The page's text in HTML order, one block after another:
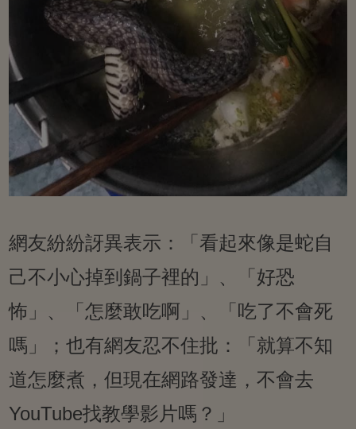
網友紛紛訝異表示：「看起來像是蛇自
己不小心掉到鍋子裡的」、「好恐
怖」、「怎麼敢吃啊」、「吃了不會死
嗎」；也有網友忍不住批：「就算不知
道怎麼煮，但現在網路發達，不會去
YouTube找教學影片嗎？」